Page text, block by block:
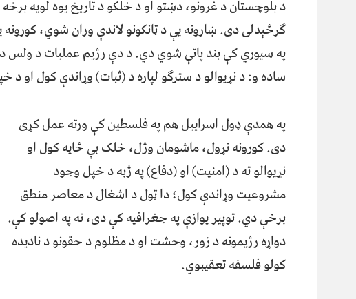
د بلوچستان د غرونو، دښتو او د خلکو د تاریخ یوه لویه
ګرځېدلی دی. ښارونه یې د ټانکونو لاندې وران شوي،
په سیوري کې بند پاتې شوي دي. د دې رژيم عملیات د
ساده و: د نړیوالو د سترګو لپاره د (ثبات) وړاندې کول او د
په همدې ډول اسراییل هم په فلسطين کې ورته عمل کړی
دی. کورونه نړول، ماشومان وژل، خلک بې ځایه کول او
نړیوالو ته د (امنیت) او (دفاع) په ژبه د خپل وجود
مشروعیت وړاندې کول؛ دا ټول د اشغال د معاصر منطق
برخې دي. توپیر یوازې په جغرافیه کې دی، نه په اصولو کې.
دواړه رژیمونه د زور، وحشت او د مظلوم د حقونو د نادیده
کولو فلسفه تعقیبوي.